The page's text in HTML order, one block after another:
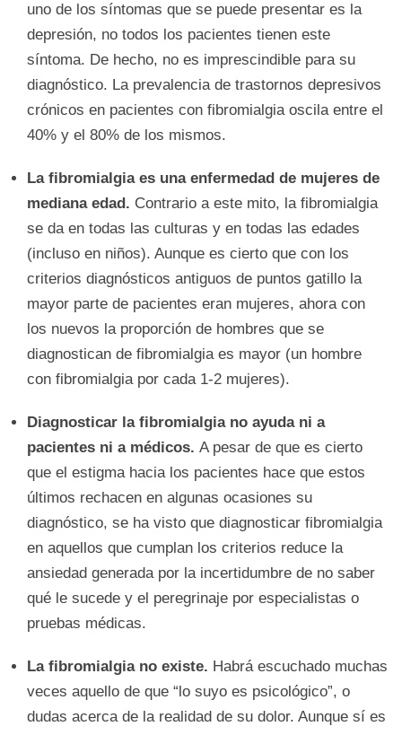
uno de los síntomas que se puede presentar es la
depresión, no todos los pacientes tienen este
síntoma. De hecho, no es imprescindible para su
diagnóstico. La prevalencia de trastornos depresivos
crónicos en pacientes con fibromialgia oscila entre el
40% y el 80% de los mismos.
La fibromialgia es una enfermedad de mujeres de
mediana edad. Contrario a este mito, la fibromialgia
se da en todas las culturas y en todas las edades
(incluso en niños). Aunque es cierto que con los
criterios diagnósticos antiguos de puntos gatillo la
mayor parte de pacientes eran mujeres, ahora con
los nuevos la proporción de hombres que se
diagnostican de fibromialgia es mayor (un hombre
con fibromialgia por cada 1-2 mujeres).
Diagnosticar la fibromialgia no ayuda ni a
pacientes ni a médicos. A pesar de que es cierto
que el estigma hacia los pacientes hace que estos
últimos rechacen en algunas ocasiones su
diagnóstico, se ha visto que diagnosticar fibromialgia
en aquellos que cumplan los criterios reduce la
ansiedad generada por la incertidumbre de no saber
qué le sucede y el peregrinaje por especialistas o
pruebas médicas.
La fibromialgia no existe. Habrá escuchado muchas
veces aquello de que “lo suyo es psicológico”, o
dudas acerca de la realidad de su dolor. Aunque sí es